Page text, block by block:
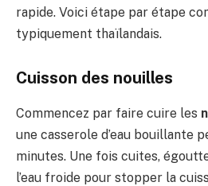
rapide. Voici étape par étape
typiquement thaïlandais.
Cuisson des nouilles
Commencez par faire cuire les
une casserole d’eau bouillante
minutes. Une fois cuites,
l’eau froide pour stopper la